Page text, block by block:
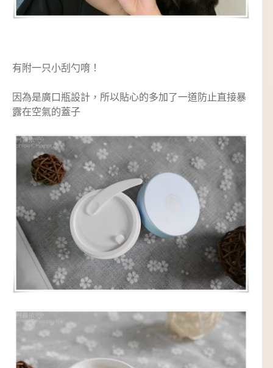
有附一只小刮勺唷！
因為是廣口瓶設計，所以貼心的多加了一道防止直接暴
露在空氣的蓋子